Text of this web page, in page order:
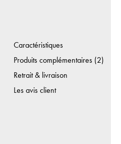
Caractéristiques
Produits complémentaires (2)
Retrait & livraison
Les avis client